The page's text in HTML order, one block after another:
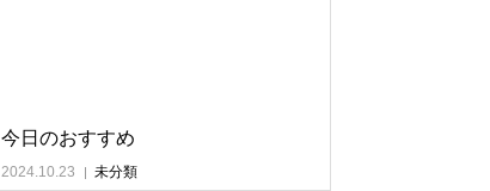
今日のおすすめ
2024.10.23 未分類